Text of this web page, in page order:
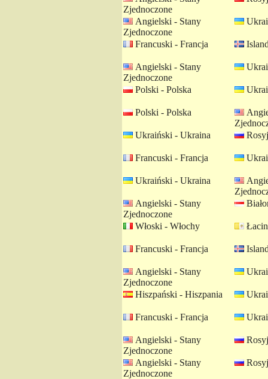
Zjednoczone
Angielski - Stany
Zjednoczone
Francuski - Francja
Angielski - Stany
Zjednoczone
Polski - Polska
Polski - Polska
Ukraiński - Ukraina
Francuski - Francja
Ukraiński - Ukraina
Angielski - Stany
Zjednoczone
Włoski - Włochy
Francuski - Francja
Angielski - Stany
Zjednoczone
Hiszpański - Hiszpania
Francuski - Francja
Angielski - Stany
Zjednoczone
Angielski - Stany
Zjednoczone